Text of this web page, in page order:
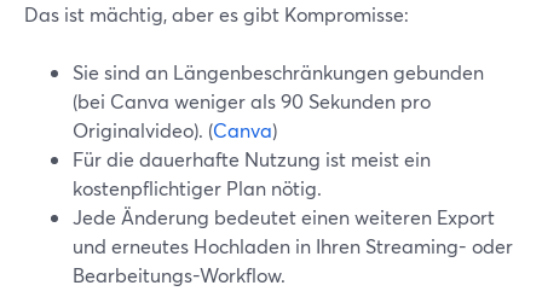
Das ist mächtig, aber es gibt Kompromisse:
Sie sind an Längenbeschränkungen gebunden
(bei Canva weniger als 90 Sekunden pro
Originalvideo). (Canva)
Für die dauerhafte Nutzung ist meist ein
kostenpflichtiger Plan nötig.
Jede Änderung bedeutet einen weiteren Export
und erneutes Hochladen in Ihren Streaming- oder
Bearbeitungs-Workflow.